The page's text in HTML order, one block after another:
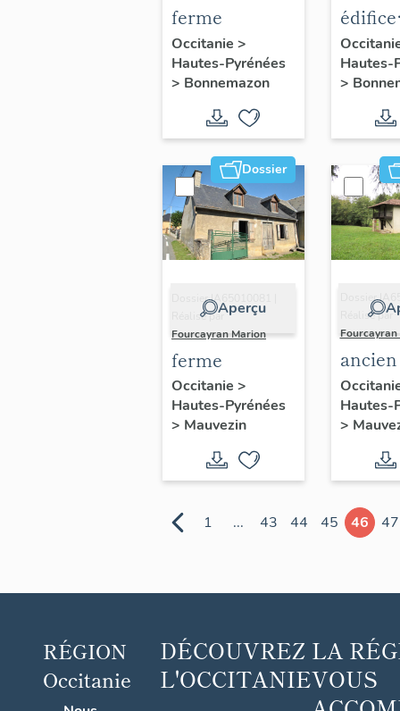
ferme
Occitanie >
Hautes-Pyrénées
> Bonnemazon
édifice
Hautes-
>
Dossier
Aperçu
Dossier IA65010081 |
Réalisé par
Fourcayran Marion
ferme
Occitanie >
Hautes-Pyrénées
> Mauvezin
Dossier
Réalisé par
Fourcayran
de la
Hautes-
>
1 ... 43 44 45 46 47
RÉGION
Occitanie
DÉCOUVREZ
L'OCCITANIE
LA
VOUS